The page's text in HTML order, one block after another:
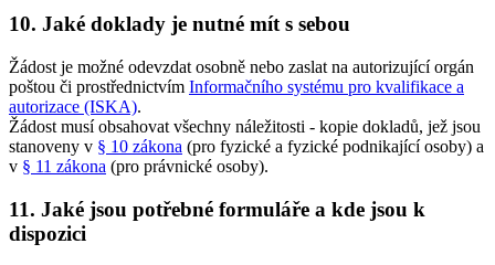
10. Jaké doklady je nutné mít s sebou
Žádost je možné odevzdat osobně nebo zaslat na autorizující orgán
poštou či prostřednictvím Informačního systému pro kvalifikace a
autorizace (ISKA).
Žádost musí obsahovat všechny náležitosti - kopie dokladů, jež jsou
stanoveny v § 10 zákona (pro fyzické a fyzické podnikající osoby) a
v § 11 zákona (pro právnické osoby).
11. Jaké jsou potřebné formuláře a kde jsou k
dispozici